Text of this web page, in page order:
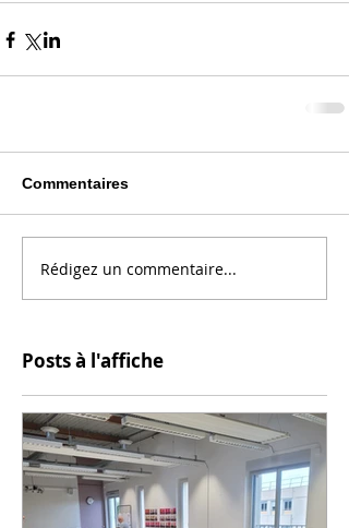
Commentaires
Rédigez un commentaire...
Posts à l'affiche